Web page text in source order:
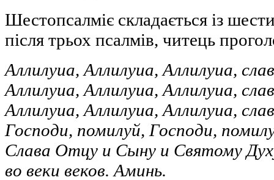
Шестопсалміє складається із
після трьох псалмів, читець
Аллилуиа, Аллилуиа, Аллилуиа,
Аллилуиа, Аллилуиа, Аллилуиа,
Аллилуиа, Аллилуиа, Аллилуиа,
Господи, помилуй, Господи,
Слава Отцу и Сыну и Святому
во веки веков. Аминь.